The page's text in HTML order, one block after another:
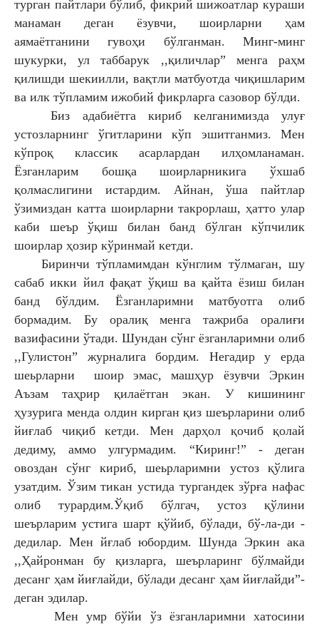
турган пайтлари бўлиб, фикрий шижоатлар кураши
манаман деган ёзувчи, шоирларни ҳам
аямаётганини гувоҳи бўлганман. Минг-минг
шукурки, ул таббарук ,,қиличлар” менга раҳм
қилишди шекиилли, вақтли матбуотда чиқишларим
ва илк тўпламим ижобий фикрларга сазовор бўлди.
Биз адабиётга кириб келганимизда улуғ
устозларнинг ўгитларини кўп эшитганмиз. Мен
кўпроқ классик асарлардан илҳомланаман.
Ёзганларим бошқа шоирларникига ўхшаб
қолмаслигини истардим. Айнан, ўша пайтлар
ўзимиздан катта шоирларни такрорлаш, ҳатто улар
каби шеър ўқиш билан банд бўлган кўпчилик
шоирлар ҳозир кўринмай кетди.
Биринчи тўпламимдан кўнглим тўлмаган, шу
сабаб икки йил фақат ўқиш ва қайта ёзиш билан
банд бўлдим. Ёзганларимни матбуотга олиб
бормадим. Бу оралиқ менга тажриба оралиғи
вазифасини ўтади. Шундан сўнг ёзганларимни олиб
,,Гулистон” журналига бордим. Негадир у ерда
шеьрларни шоир эмас, машҳур ёзувчи Эркин
Аъзам таҳрир қилаётган экан. У кишининг
ҳузурига менда олдин кирган қиз шеърларини олиб
йиғлаб чиқиб кетди. Мен дарҳол қочиб қолай
дедиму, аммо улгурмадим. “Киринг!” - деган
овоздан сўнг кириб, шеьрларимни устоз қўлига
узатдим. Ўзим тикан устида тургандек зўрға нафас
олиб турардим.Ўқиб бўлгач, устоз қўлини
шеърларим устига шарт қўйиб, бўлади, бў-ла-ди -
дедилар. Мен йғлаб юбордим. Шунда Эркин ака
,,Ҳайронман бу қизларга, шеърларинг бўлмайди
десанг ҳам йиғлайди, бўлади десанг ҳам йиғлайди”-
деган эдилар.
Мен умр бўйи ўз ёзганларимни хатосини